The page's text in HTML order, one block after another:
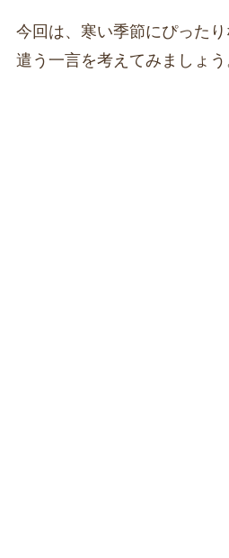
今回は、寒い季節にぴった
遣う一言を考えてみましょう